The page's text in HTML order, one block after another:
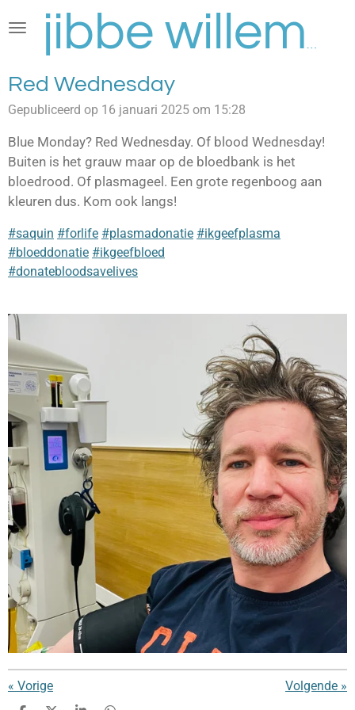
direct
de
hoofdinhoud
Red Wednesday
Gepubliceerd op 16 januari 2025 om 15:28
Blue Monday? Red Wednesday. Of blood Wednesday!
Buiten is het grauw maar op de bloedbank is het
bloedrood. Of plasmageel. Een grote regenboog aan
kleuren dus. Kom ook langs!
#saquin #forlife #plasmadonatie #ikgeefplasma
#bloeddonatie #ikgeefbloed
#donatebloodsavelives
« Vorige Volgende »